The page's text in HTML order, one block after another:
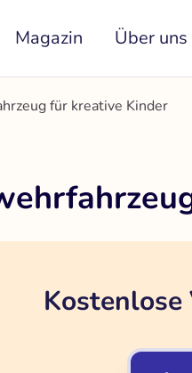
Magazin Über uns
für kreative Kinder